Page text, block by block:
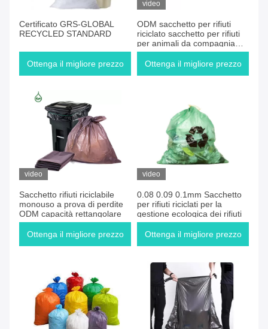
Certificato GRS-GLOBAL
RECYCLED STANDARD
Ottenga il migliore prezzo
video
ODM sacchetto per rifiuti
riciclato sacchetto per rifiuti
per animali da compagnia
riutilizzabile ecologico
Ottenga il migliore prezzo
video
Sacchetto rifiuti riciclabile
monouso a prova di perdite
ODM capacità rettangolare
Ottenga il migliore prezzo
video
0.08 0.09 0.1mm Sacchetto
per rifiuti riciclati per la
gestione ecologica dei rifiuti
Ottenga il migliore prezzo